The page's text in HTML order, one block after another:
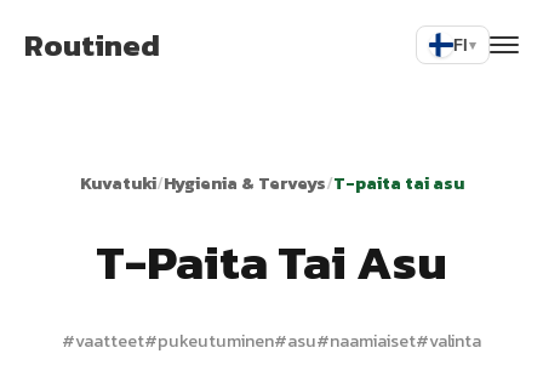
Routined FI▾
Kuvatuki/Hygienia & Terveys/T-paita tai asu
T-Paita Tai Asu
#vaatteet#pukeutuminen#asu#naamiaiset#valinta